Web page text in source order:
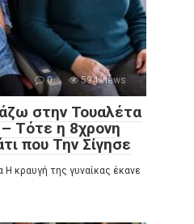
0 594 views
στην Τουαλέτα
Τότε η 8χρονη
που Την Σίγησε
Η κραυγή της γυναίκας έκανε